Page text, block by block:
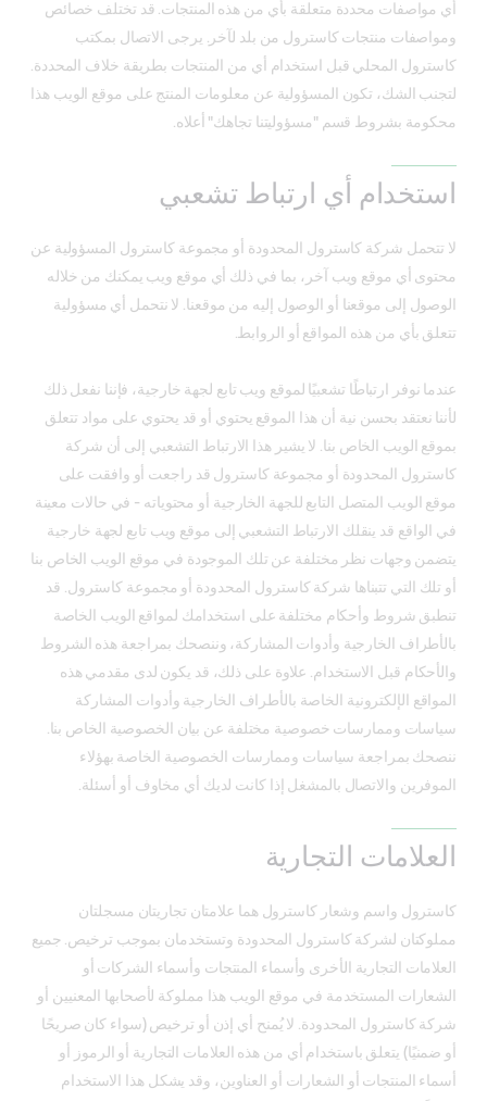
أي مواصفات محددة متعلقة بأي من هذه المنتجات. قد تختلف خصائص
ومواصفات منتجات كاسترول من بلد لآخر. يرجى الاتصال بمكتب
كاسترول المحلي قبل استخدام أي من المنتجات بطريقة خلاف المحددة.
لتجنب الشك، تكون المسؤولية عن معلومات المنتج على موقع الويب هذا
محكومة بشروط قسم "مسؤوليتنا تجاهك" أعلاه.
استخدام أي ارتباط تشعبي
لا تتحمل شركة كاسترول المحدودة أو مجموعة كاسترول المسؤولية عن
محتوى أي موقع ويب آخر، بما في ذلك أي موقع ويب يمكنك من خلاله
الوصول إلى موقعنا أو الوصول إليه من موقعنا. لا نتحمل أي مسؤولية
تتعلق بأي من هذه المواقع أو الروابط.
عندما نوفر ارتباطًا تشعبيًا لموقع ويب تابع لجهة خارجية، فإننا نفعل ذلك
لأننا نعتقد بحسن نية أن هذا الموقع يحتوي أو قد يحتوي على مواد تتعلق
بموقع الويب الخاص بنا. لا يشير هذا الارتباط التشعبي إلى أن شركة
كاسترول المحدودة أو مجموعة كاسترول قد راجعت أو وافقت على
موقع الويب المتصل التابع للجهة الخارجية أو محتوياته - في حالات معينة
في الواقع قد ينقلك الارتباط التشعبي إلى موقع ويب تابع لجهة خارجية
يتضمن وجهات نظر مختلفة عن تلك الموجودة في موقع الويب الخاص بنا
أو تلك التي تتبناها شركة كاسترول المحدودة أو مجموعة كاسترول. قد
تنطبق شروط وأحكام مختلفة على استخدامك لمواقع الويب الخاصة
بالأطراف الخارجية وأدوات المشاركة، وننصحك بمراجعة هذه الشروط
والأحكام قبل الاستخدام. علاوة على ذلك، قد يكون لدى مقدمي هذه
المواقع الإلكترونية الخاصة بالأطراف الخارجية وأدوات المشاركة
سياسات وممارسات خصوصية مختلفة عن بيان الخصوصية الخاص بنا.
ننصحك بمراجعة سياسات وممارسات الخصوصية الخاصة بهؤلاء
الموفرين والاتصال بالمشغل إذا كانت لديك أي مخاوف أو أسئلة.
العلامات التجارية
كاسترول واسم وشعار كاسترول هما علامتان تجاريتان مسجلتان
مملوكتان لشركة كاسترول المحدودة وتستخدمان بموجب ترخيص. جميع
العلامات التجارية الأخرى وأسماء المنتجات وأسماء الشركات أو
الشعارات المستخدمة في موقع الويب هذا مملوكة لأصحابها المعنيين أو
شركة كاسترول المحدودة. لا يُمنح أي إذن أو ترخيص (سواء كان صريحًا
أو ضمنيًا) يتعلق باستخدام أي من هذه العلامات التجارية أو الرموز أو
أسماء المنتجات أو الشعارات أو العناوين، وقد يشكل هذا الاستخدام